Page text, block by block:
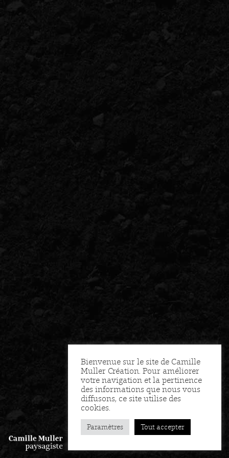
Bienvenue sur le site de Camille
Muller Création. Pour améliorer
votre navigation et la pertinence
des informations que nous vous
diffusons, ce site utilise des
cookies.
Paramètres Tout accepter